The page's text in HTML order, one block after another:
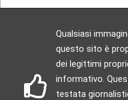
Qualsiasi
questo sito è
dei legittimi
informativo.
testata